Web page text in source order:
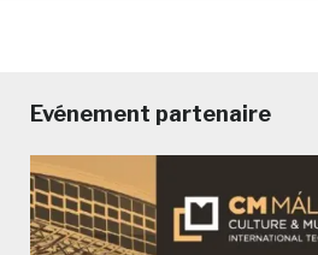
Evénement partenaire